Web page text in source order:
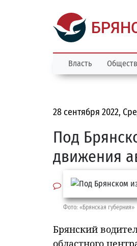
Власть
28 сентября 2022,
Под
движения
Фото: «Брянская губерния»
Брянский
областного